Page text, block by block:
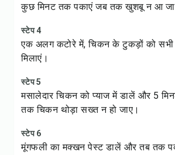
कुछ मिनट तक पकाएं जब तक खुशबू न आ
स्टेप 4
एक अलग कटोरे में, चिकन के टुकड़ों को सभी
मिलाएं।
स्टेप 5
मसालेदार चिकन को प्याज में डालें और 5
तक चिकन थोड़ा सख्त न हो जाए।
स्टेप 6
मूंगफली का मक्खन पेस्ट डालें और तब तक